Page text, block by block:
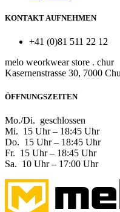
KONTAKT AUFNEHMEN
+41 (0)81 511 22 12
melo weorkwear store . chur
Kasernenstrasse 30, 7000
ÖFFNUNGSZEITEN
Mo./Di. ​geschlossen
Mi. ​15 Uhr – 18:45 Uhr
Do. ​​15 Uhr – 18:45 Uhr
Fr. ​​15 Uhr – 18:45 Uhr
Sa. ​10 Uhr – 17:00 Uhr